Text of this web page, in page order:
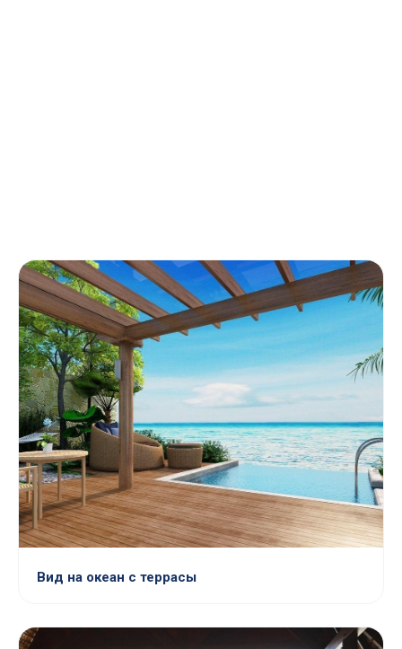
Вид на океан с террасы